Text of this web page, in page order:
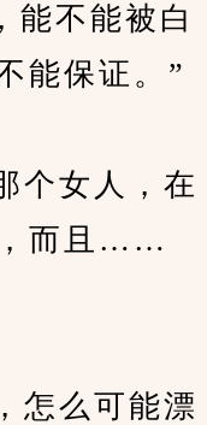
能不能被白
能保证。”
女人，在
，而且……
么可能漂